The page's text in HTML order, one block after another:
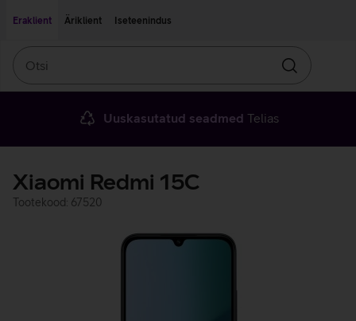
Eraklient
Äriklient Iseteenindus
Otsin
Uuskasutatud seadmed Telias
Xiaomi Redmi 15C
Tootekood: 67520